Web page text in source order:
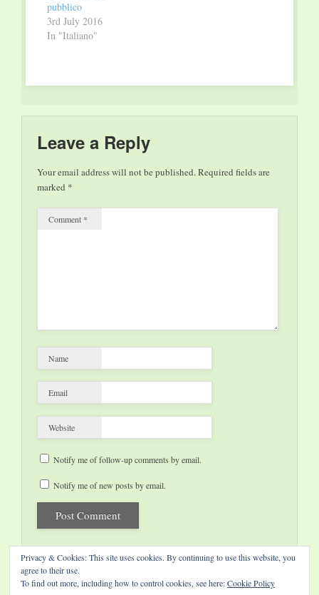
pubblico
3rd July 2016
In "Italiano"
Leave a Reply
Your email address will not be published.Required fields are
marked *
Comment *
Name
Email
Website
Notify me of follow-up comments by email.
Notify me of new posts by email.
Privacy & Cookies: This site uses cookies. By continuing to use this website, you
agree to their use.
To find out more, including how to control cookies, see here:Cookie Policy